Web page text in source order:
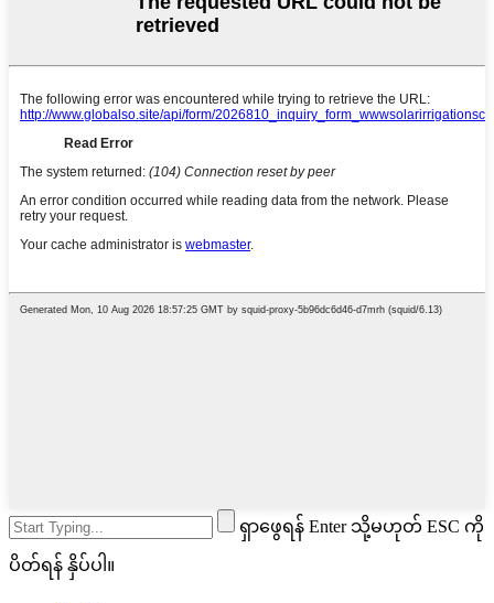
ရှာဖွေရန် Enter သို့မဟုတ် ESC ကို
ပိတ်ရန် နှိပ်ပါ။